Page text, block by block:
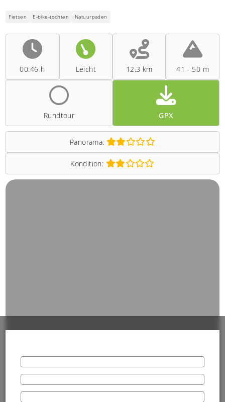
Fietsen E-bike-tochten Natuurpaden
00:46 h Leicht 12,3 km 41 - 50 m
Rundtour GPX
Panorama:
Kondition: